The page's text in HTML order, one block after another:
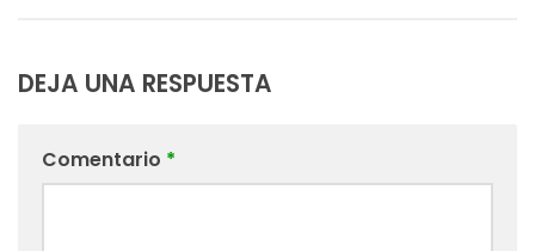
DEJA UNA RESPUESTA
Comentario *